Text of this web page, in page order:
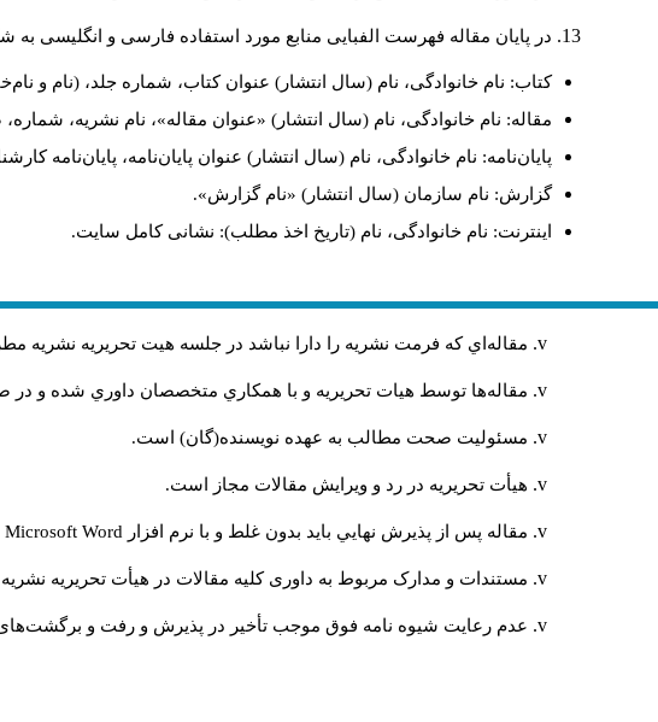
در پایان مقاله فهرست الفبایی منابع مورد استفاده فارسی و انگلیسی به
کتاب: نام خانوادگی، نام (سال انتشار) عنوان کتاب، شماره جلد، (نام و
مقاله: نام خانوادگی، نام (سال انتشار) «عنوان مقاله»، نام نشریه،
پایان‌نامه: نام خانوادگی، نام (سال انتشار) عنوان پایان‌نامه، پایان‌نامه
گزارش: نام سازمان (سال انتشار) «نام گزارش».
اینترنت: نام خانوادگی، نام (تاریخ اخذ مطلب): نشانی کامل سایت.
مقاله‌اي كه فرمت نشريه را دارا نباشد در جلسه هيت تحريريه نشريه
مقاله‌ها توسط هیات تحريريه و با همکاري متخصصان داوري شده و
مسئوليت صحت مطالب به عهده نويسنده(گان) است.
هيأت تحريريه در رد و ويرايش مقالات مجاز است.
مقاله پس از پذيرش نهايي باید بدون غلط و با نرم افزار Microsoft Word
مستندات و مدارک مربوط به داوری کلیه مقالات در هیأت تحریریه
عدم رعایت شیوه نامه فوق موجب تأخیر در پذیرش و رفت و